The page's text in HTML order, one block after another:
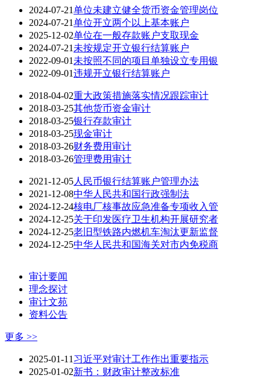
2024-07-21单位未建立健全货币资金管理岗位
2024-07-21单位开立两个以上基本账户
2025-12-02单位在一般存款账户支取现金
2024-07-21 未按规定开立银行结算账户
2022-09-01 未按照不同的项目单独设立专用银
2022-09-01违规开立银行结算账户
2018-04-02重大政策措施落实情况跟踪审计
2018-03-25其他货币资金审计
2018-03-25银行存款审计
2018-03-25现金审计
2018-03-26财务费用审计
2018-03-26管理费用审计
2021-12-05人民币银行结算账户管理办法
2021-12-08中华人民共和国行政强制法
2024-12-24核电厂核事故应急准备专项收入管
2024-12-25关于印发医疗卫生机构开展研究者
2024-12-25老旧型铁路内燃机车淘汰更新监督
2024-12-25中华人民共和国海关对市内免税商
审计要闻
理念探讨
审计文苑
资料公告
更多 >>
2025-01-11 习近平对审计工作作出重要指示
2025-01-02新书：财政审计整改标准